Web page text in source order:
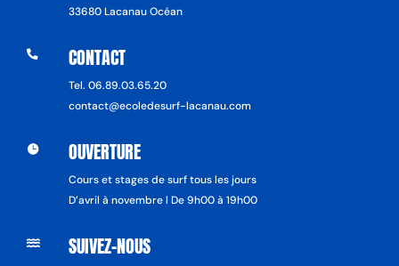
33680 Lacanau Océan
 CONTACT
Tel. 06.89.03.65.20
contact@ecoledesurf-lacanau.com
 OUVERTURE
Cours et stages de surf tous les jours
D’avril à novembre l De 9h00 à 19h00
 SUIVEZ-NOUS